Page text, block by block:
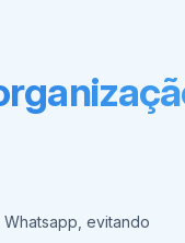
evitando